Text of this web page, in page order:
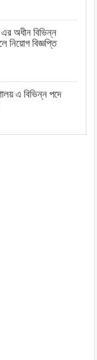
এর অধীন বিভিন্ন
নিয়োগ বিজ্ঞপ্তি
এ বিভিন্ন পদে